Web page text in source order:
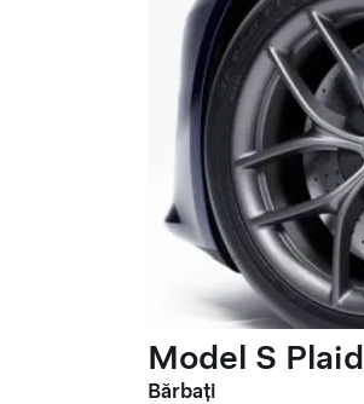
Model S
Bărbați